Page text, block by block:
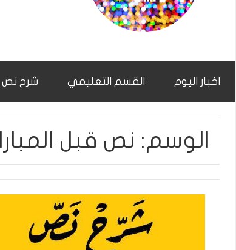
اخبار اليوم القسم التعليمي شرح نص CHAR7NAS 7EME
الوسم: نص قبل